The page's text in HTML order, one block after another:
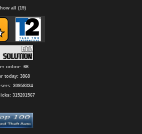
all (19)
online: 66
today: 3868
30958334
315201567